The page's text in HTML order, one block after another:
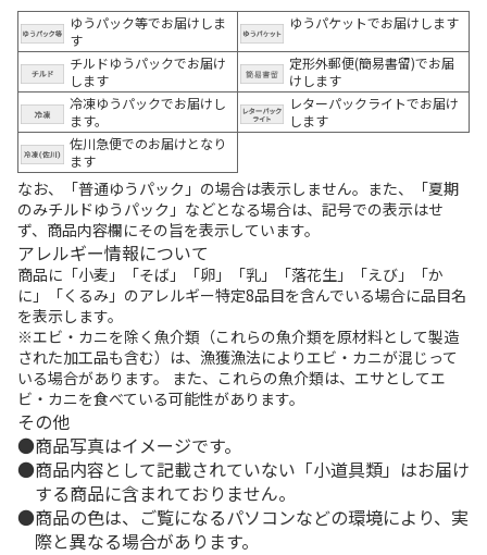
ゆうパック等でお届けしま
す
ゆうパケットでお届けします
チルドゆうパックでお届け
します
定形外郵便(簡易書留)でお届
けします
冷凍ゆうパックでお届けし
ます。
レターパックライトでお届け
します
佐川急便でのお届けとなり
ます
なお、「普通ゆうパック」の場合は表示しません。また、「夏期
のみチルドゆうパック」などとなる場合は、記号での表示はせ
ず、商品内容欄にその旨を表示しています。
アレルギー情報について
商品に「小麦」「そば」「卵」「乳」「落花生」「えび」「か
に」「くるみ」のアレルギー特定8品目を含んでいる場合に品目名
を表示します。
※エビ・カニを除く魚介類（これらの魚介類を原材料として製造
された加工品も含む）は、漁獲漁法によりエビ・カニが混じって
いる場合があります。 また、これらの魚介類は、エサとしてエ
ビ・カニを食べている可能性があります。
その他
商品写真はイメージです。
商品内容として記載されていない「小道具類」はお届け
する商品に含まれておりません。
商品の色は、ご覧になるパソコンなどの環境により、実
際と異なる場合があります。